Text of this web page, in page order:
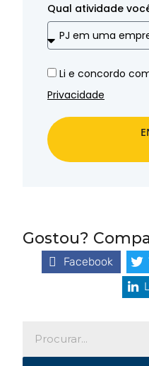
Qual atividade
Li e concordo
Privacidade
Gostou?
Facebook